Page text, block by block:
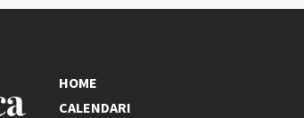
HOME
CALENDARI